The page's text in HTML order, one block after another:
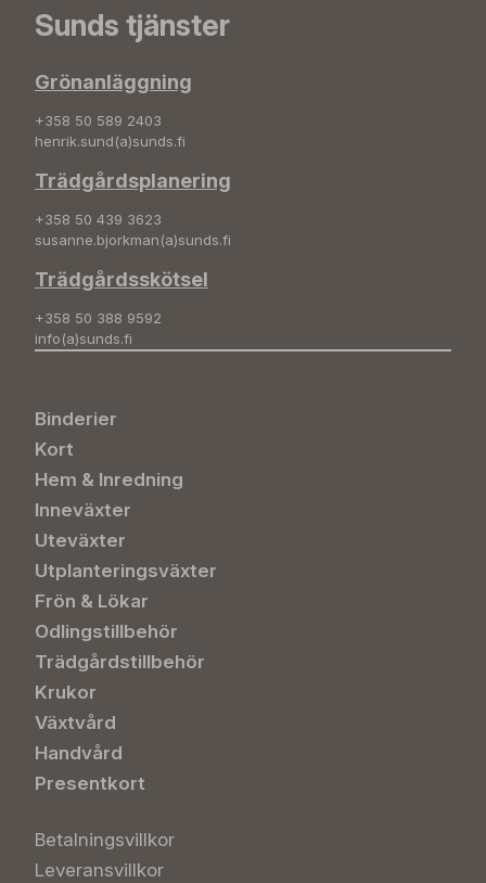
Sunds tjänster
Grönanläggning
+358 50 589 2403
henrik.sund(a)sunds.fi
Trädgårdsplanering
+358 50 439 3623
susanne.bjorkman(a)sunds.fi
Trädgårdsskötsel
+358 50 388 9592
info(a)sunds.fi
Binderier
Kort
Hem & Inredning
Inneväxter
Uteväxter
Utplanteringsväxter
Frön & Lökar
Odlingstillbehör
Trädgårdstillbehör
Krukor
Växtvård
Handvård
Presentkort
Betalningsvillkor
Leveransvillkor